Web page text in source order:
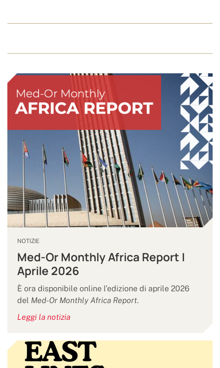
NOTIZIE
Med-Or Monthly Africa Report |
Aprile 2026
È ora disponibile online l’edizione di aprile 2026
del Med-Or Monthly Africa Report.
Leggi la notizia